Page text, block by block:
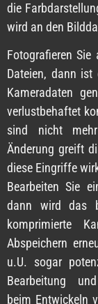
die
wird an den
Fotografieren
Dateien, dann
Kameradaten
verlustbehaftet
sind nicht
Änderung greift
diese Eingriffe
Bearbeiten Sie
dann wird das
komprimierte
Abspeichern
u.U. sogar
Bearbeitung
beim Entwickeln